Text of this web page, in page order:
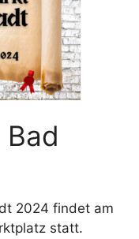
2024 findet am
statt.